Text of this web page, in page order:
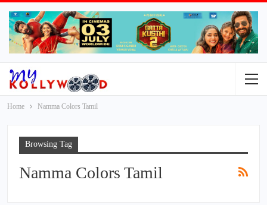
Home Namma Colors Tamil
Browsing Tag
Namma Colors Tamil